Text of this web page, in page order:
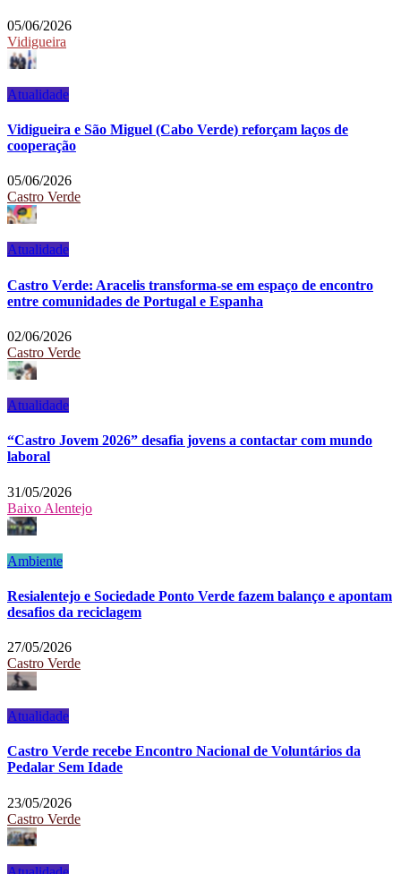
05/06/2026
Vidigueira
Atualidade
Vidigueira e São Miguel (Cabo Verde) reforçam laços de
cooperação
05/06/2026
Castro Verde
Atualidade
Castro Verde: Aracelis transforma-se em espaço de encontro
entre comunidades de Portugal e Espanha
02/06/2026
Castro Verde
Atualidade
“Castro Jovem 2026” desafia jovens a contactar com mundo
laboral
31/05/2026
Baixo Alentejo
Ambiente
Resialentejo e Sociedade Ponto Verde fazem balanço e apontam
desafios da reciclagem
27/05/2026
Castro Verde
Atualidade
Castro Verde recebe Encontro Nacional de Voluntários da
Pedalar Sem Idade
23/05/2026
Castro Verde